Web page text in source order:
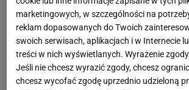
rewolucję. Przede wszystkim:
termin 19-20 sierpnia, kiedy zawody
pojedynczej rozpoczną się dopiero
poza tym, zmniejszono też o połowę
uczestników i przekonano do
marketingowych, w szczególności na
reklam dopasowanych do Twoich
swoich serwisach, aplikacjach i w Internecie
treści w nich wyświetlanych. Wyrażenie
Jeśli nie chcesz wyrazić zgody, chcesz
chcesz wycofać zgodę uprzednio udzieloną